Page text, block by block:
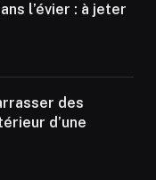
l’évier : à jeter
des
d’une